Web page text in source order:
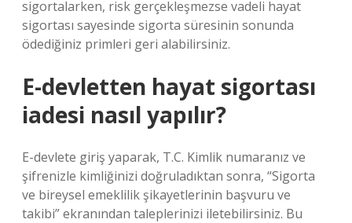
sigortalarken, risk gerçekleşmezse vadeli hayat
sigortası sayesinde sigorta süresinin sonunda
ödediğiniz primleri geri alabilirsiniz.
E-devletten hayat sigortası
iadesi nasıl yapılır?
E-devlete giriş yaparak, T.C. Kimlik numaranız ve
şifrenizle kimliğinizi doğruladıktan sonra, “Sigorta
ve bireysel emeklilik şikayetlerinin başvuru ve
takibi” ekranından taleplerinizi iletebilirsiniz. Bu